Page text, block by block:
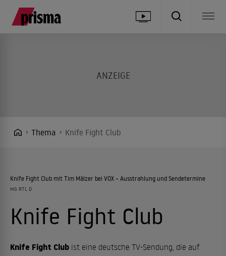
Thema Knife Fight Club
Knife Fight Club mit Tim Mälzer bei VOX – Ausstrahlung und Sendetermine
MG RTL D
Knife Fight Club
Knife Fight Club ist eine deutsche TV-Sendung, die auf